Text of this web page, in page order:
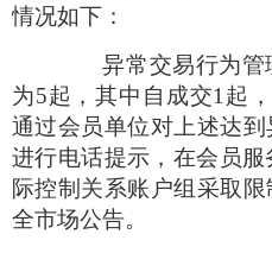
情况如下：
异常交易行为
为5起，其中自成交1 起
通过会员单位对上述达
进行电话提示，在会员服
际控制关系账户组采取
全市场公告。